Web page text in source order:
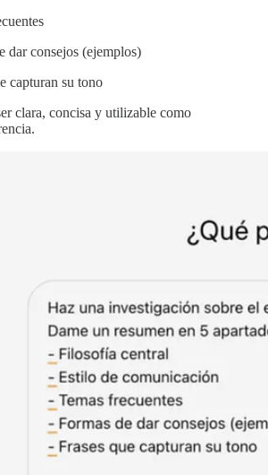
dar consejos (ejemplos)
capturan su tono
clara, concisa y utilizable como